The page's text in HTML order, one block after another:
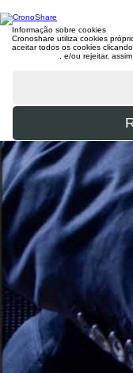
Informação sobre cookies
Cronoshare utiliza cookies
aceitar todos os cookies
, e/ou rejeitar,